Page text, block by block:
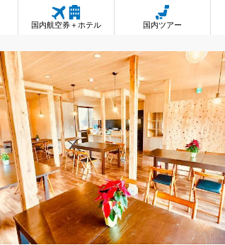
国内航空券＋ホテル 国内ツアー